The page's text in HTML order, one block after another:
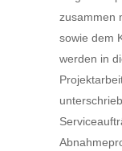
zusammen
sowie dem
werden in